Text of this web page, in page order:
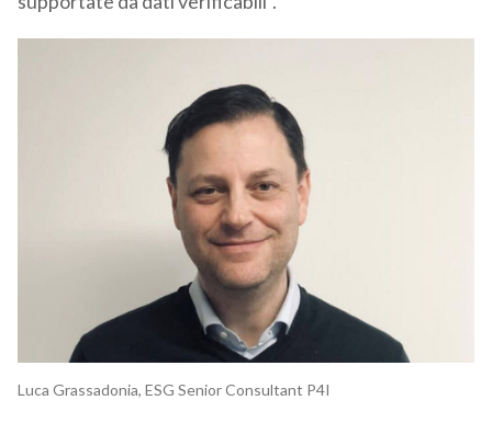
Luca Grassadonia, ESG Senior Consultant P4I